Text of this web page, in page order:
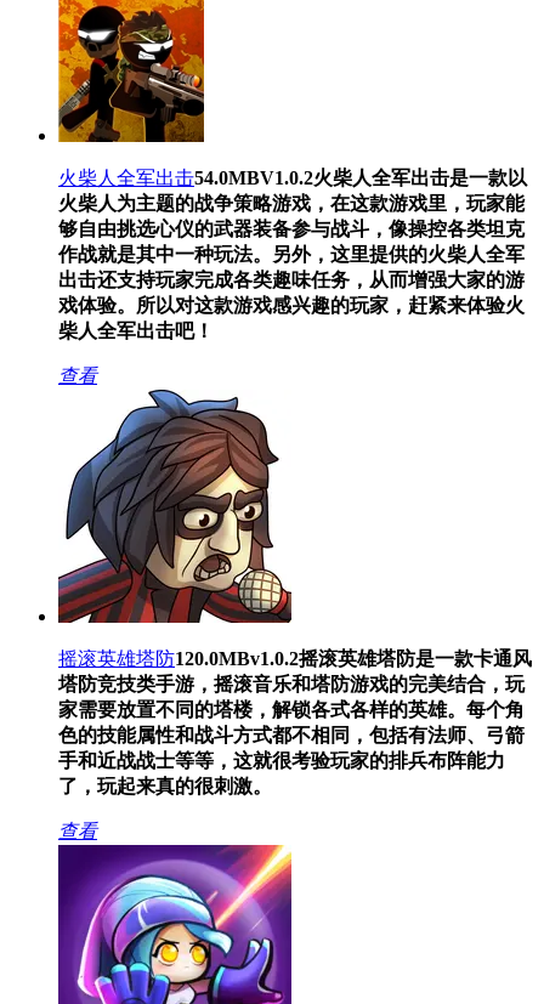
火柴人全军出击54.0MBV1.0.2火柴人全军出击是一款以
火柴人为主题的战争策略游戏，在这款游戏里，玩家能
够自由挑选心仪的武器装备参与战斗，像操控各类坦克
作战就是其中一种玩法。另外，这里提供的火柴人全军
出击还支持玩家完成各类趣味任务，从而增强大家的游
戏体验。所以对这款游戏感兴趣的玩家，赶紧来体验火
柴人全军出击吧！
查看
摇滚英雄塔防120.0MBv1.0.2摇滚英雄塔防是一款卡通风
塔防竞技类手游，摇滚音乐和塔防游戏的完美结合，玩
家需要放置不同的塔楼，解锁各式各样的英雄。每个角
色的技能属性和战斗方式都不相同，包括有法师、弓箭
手和近战战士等等，这就很考验玩家的排兵布阵能力
了，玩起来真的很刺激。
查看